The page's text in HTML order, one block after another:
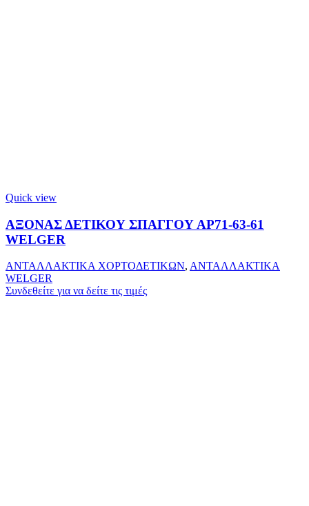
Quick view
ΑΞΟΝΑΣ ΔΕΤΙΚΟΥ ΣΠΑΓΓΟΥ ΑΡ71-63-61
WELGER
ΑΝΤΑΛΛΑΚΤΙΚΑ ΧΟΡΤΟΔΕΤΙΚΩΝ, ΑΝΤΑΛΛΑΚΤΙΚΑ
WELGER
Συνδεθείτε για να δείτε τις τιμές